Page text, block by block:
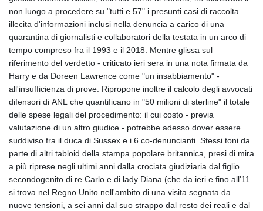
non luogo a procedere su "tutti e 57" i presunti casi di raccolta
illecita d'informazioni inclusi nella denuncia a carico di una
quarantina di giornalisti e collaboratori della testata in un arco di
tempo compreso fra il 1993 e il 2018. Mentre glissa sul
riferimento del verdetto - criticato ieri sera in una nota firmata da
Harry e da Doreen Lawrence come "un insabbiamento" -
all'insufficienza di prove. Ripropone inoltre il calcolo degli avvocati
difensori di ANL che quantificano in "50 milioni di sterline" il totale
delle spese legali del procedimento: il cui costo - previa
valutazione di un altro giudice - potrebbe adesso dover essere
suddiviso fra il duca di Sussex e i 6 co-denuncianti. Stessi toni da
parte di altri tabloid della stampa popolare britannica, presi di mira
a più riprese negli ultimi anni dalla crociata giudiziaria dal figlio
secondogenito di re Carlo e di lady Diana (che da ieri e fino all'11
si trova nel Regno Unito nell'ambito di una visita segnata da
nuove tensioni, a sei anni dal suo strappo dal resto dei reali e dal